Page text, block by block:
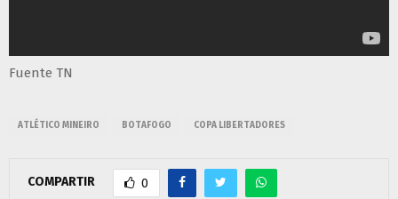
Fuente TN
ATLÉTICO MINEIRO BOTAFOGO COPA LIBERTADORES
COMPARTIR 0